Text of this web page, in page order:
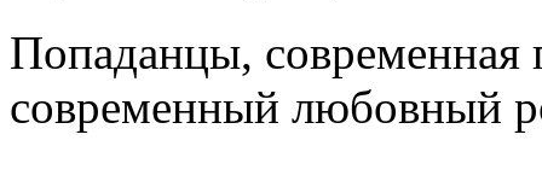
Попаданцы, современная
современный любовный